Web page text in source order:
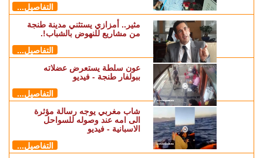
التفاصيل...
مثير.. أمزازي يستثني مدينة طنجة
من مشاريع للنهوض بالشباب!.
التفاصيل...
عون سلطة يستعرض عضلاته
ببولفار طنجة - فيديو
التفاصيل...
شاب مغربي يوجه رسالة مؤثرة
الى امه عند وصوله للسواحل
الاسبانية - فيديو
التفاصيل...